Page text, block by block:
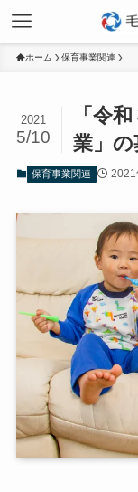
ホーム 保育事業関連
「令
業」の
2021
5/10
保育事業関連 2021